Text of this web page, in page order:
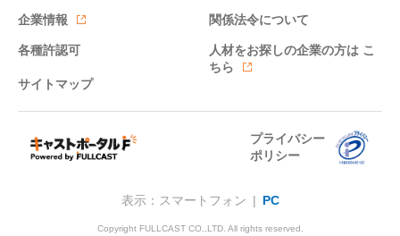
企業情報 関係法令について
各種許認可 人材をお探しの企業の方は こ
ちら
サイトマップ
プライバシー
ポリシー
表示：スマートフォン | PC
Copyright FULLCAST CO.,LTD. All rights reserved.